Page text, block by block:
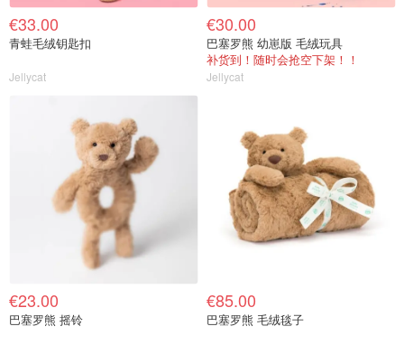
€33.00
青蛙毛绒钥匙扣
Jellycat
€30.00
巴塞罗熊 幼崽版 毛绒玩具
补货到！随时会抢空下架！！
Jellycat
€23.00
巴塞罗熊 摇铃
€85.00
巴塞罗熊 毛绒毯子